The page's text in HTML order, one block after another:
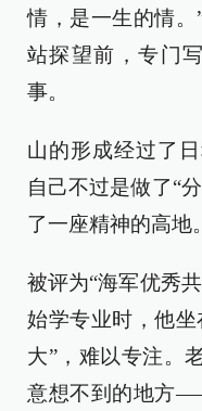
情，是一生的情。
站探望前，专门
事。
山的形成经过了
自己不过是做了“
了一座精神的高地。
被评为“海军优秀
始学专业时，他
大”，难以专注。
意想不到的地方